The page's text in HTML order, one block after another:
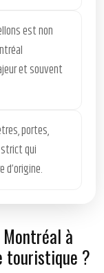
est non
et souvent
portes,
qui
d’origine.
à
touristique ?